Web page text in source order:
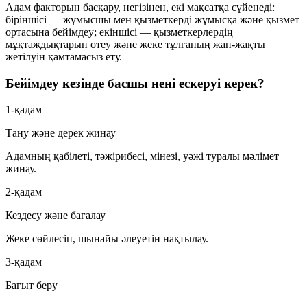
Адам факторын басқару, негізінен, екі мақсатқа сүйенеді:
біріншісі — жұмысшы мен қызметкерді жұмысқа және қызмет
ортасына бейімдеу; екіншісі — қызметкерлердің
мұқтаждықтарын өтеу және жеке тұлғаның жан-жақты
жетілуін қамтамасыз ету.
Бейімдеу кезінде басшы нені ескеруі керек?
1-қадам
Тану және дерек жинау
Адамның қабілеті, тәжірибесі, мінезі, уәжі туралы мәлімет
жинау.
2-қадам
Кездесу және бағалау
Жеке сөйлесіп, шынайы әлеуетін нақтылау.
3-қадам
Бағыт беру